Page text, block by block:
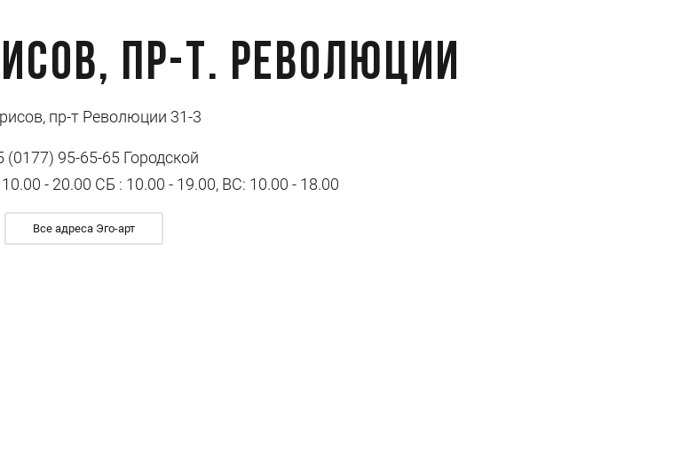
пр-т. Революции
пр-т Революции 31-3
(0177) 95-65-65 Городской
- 20.00 СБ : 10.00 - 19.00, ВС: 10.00 - 18.00
Все адреса Эго-арт